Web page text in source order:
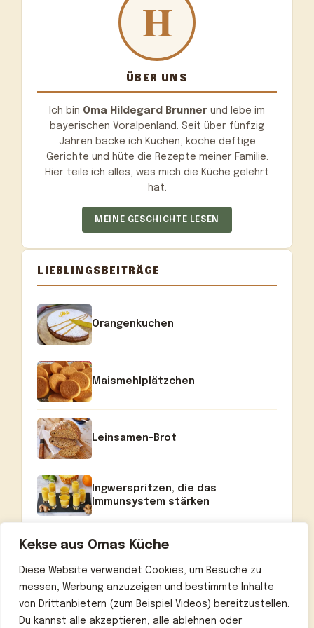
Kekse aus Omas Küche
Diese Website verwendet Cookies, um Besuche zu
messen, Werbung anzuzeigen und bestimmte Inhalte
von Drittanbietern (zum Beispiel Videos) bereitzustellen.
Du kannst alle akzeptieren, alle ablehnen oder
ÜBER UNS
Ich bin Oma Hildegard Brunner und lebe im
bayerischen Voralpenland. Seit über fünfzig
Jahren backe ich Kuchen, koche deftige
Gerichte und hüte die Rezepte meiner Familie.
Hier teile ich alles, was mich die Küche gelehrt
hat.
MEINE GESCHICHTE LESEN
LIEBLINGSBEITRÄGE
Orangenkuchen
Maismehlplätzchen
Leinsamen-Brot
Ingwerspritzen, die das
Immunsystem stärken